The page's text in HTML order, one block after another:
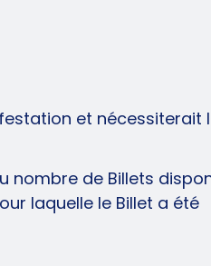
et nécessiterait
nombre de Billets
laquelle le Billet a été